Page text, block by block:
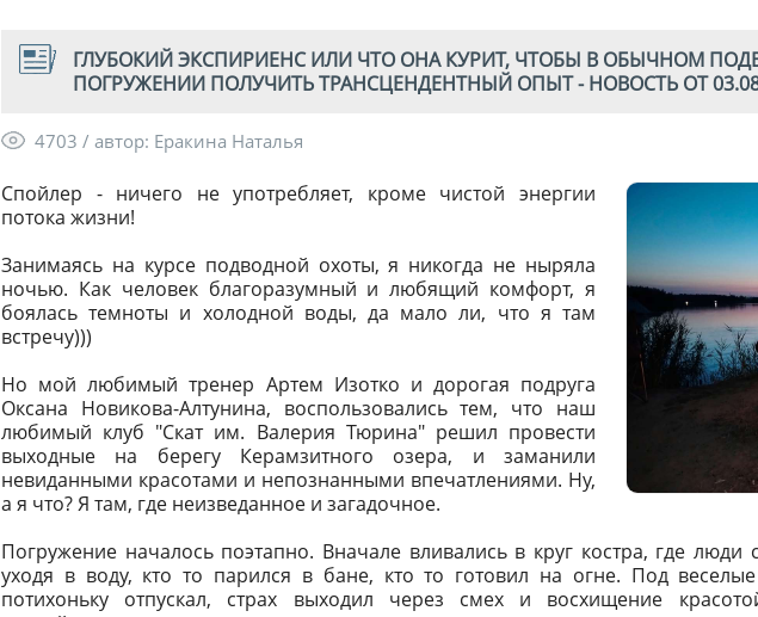
ГЛУБОКИЙ ЭКСПИРИЕНС ИЛИ ЧТО ОНА КУРИТ, ЧТОБЫ В ОБЫЧНОМ
ПОГРУЖЕНИИ ПОЛУЧИТЬ ТРАНСЦЕНДЕНТНЫЙ ОПЫТ - НОВОСТЬ ОТ
4703 / автор: Еракина Наталья
Спойлер - ничего не употребляет, кроме чистой энергии
потока жизни!
Занимаясь на курсе подводной охоты, я никогда не ныряла
ночью. Как человек благоразумный и любящий комфорт, я
боялась темноты и холодной воды, да мало ли, что я там
встречу)))
Но мой любимый тренер Артем Изотко и дорогая подруга
Оксана Новикова-Алтунина, воспользовались тем, что наш
любимый клуб "Скат им. Валерия Тюрина" решил провести
выходные на берегу Керамзитного озера, и заманили
невиданными красотами и непознанными впечатлениями. Ну,
а я что? Я там, где неизведанное и загадочное.
Погружение началось поэтапно. Вначале вливались в круг костра, где люди
уходя в воду, кто то парился в бане, кто то готовил на огне. Под веселые
потихоньку отпускал, страх выходил через смех и восхищение